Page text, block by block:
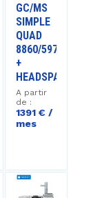
GC/MS
SIMPLE
QUAD
8860/5977C
+
HEADSPACE
A partir
de :
1391 € /
mes